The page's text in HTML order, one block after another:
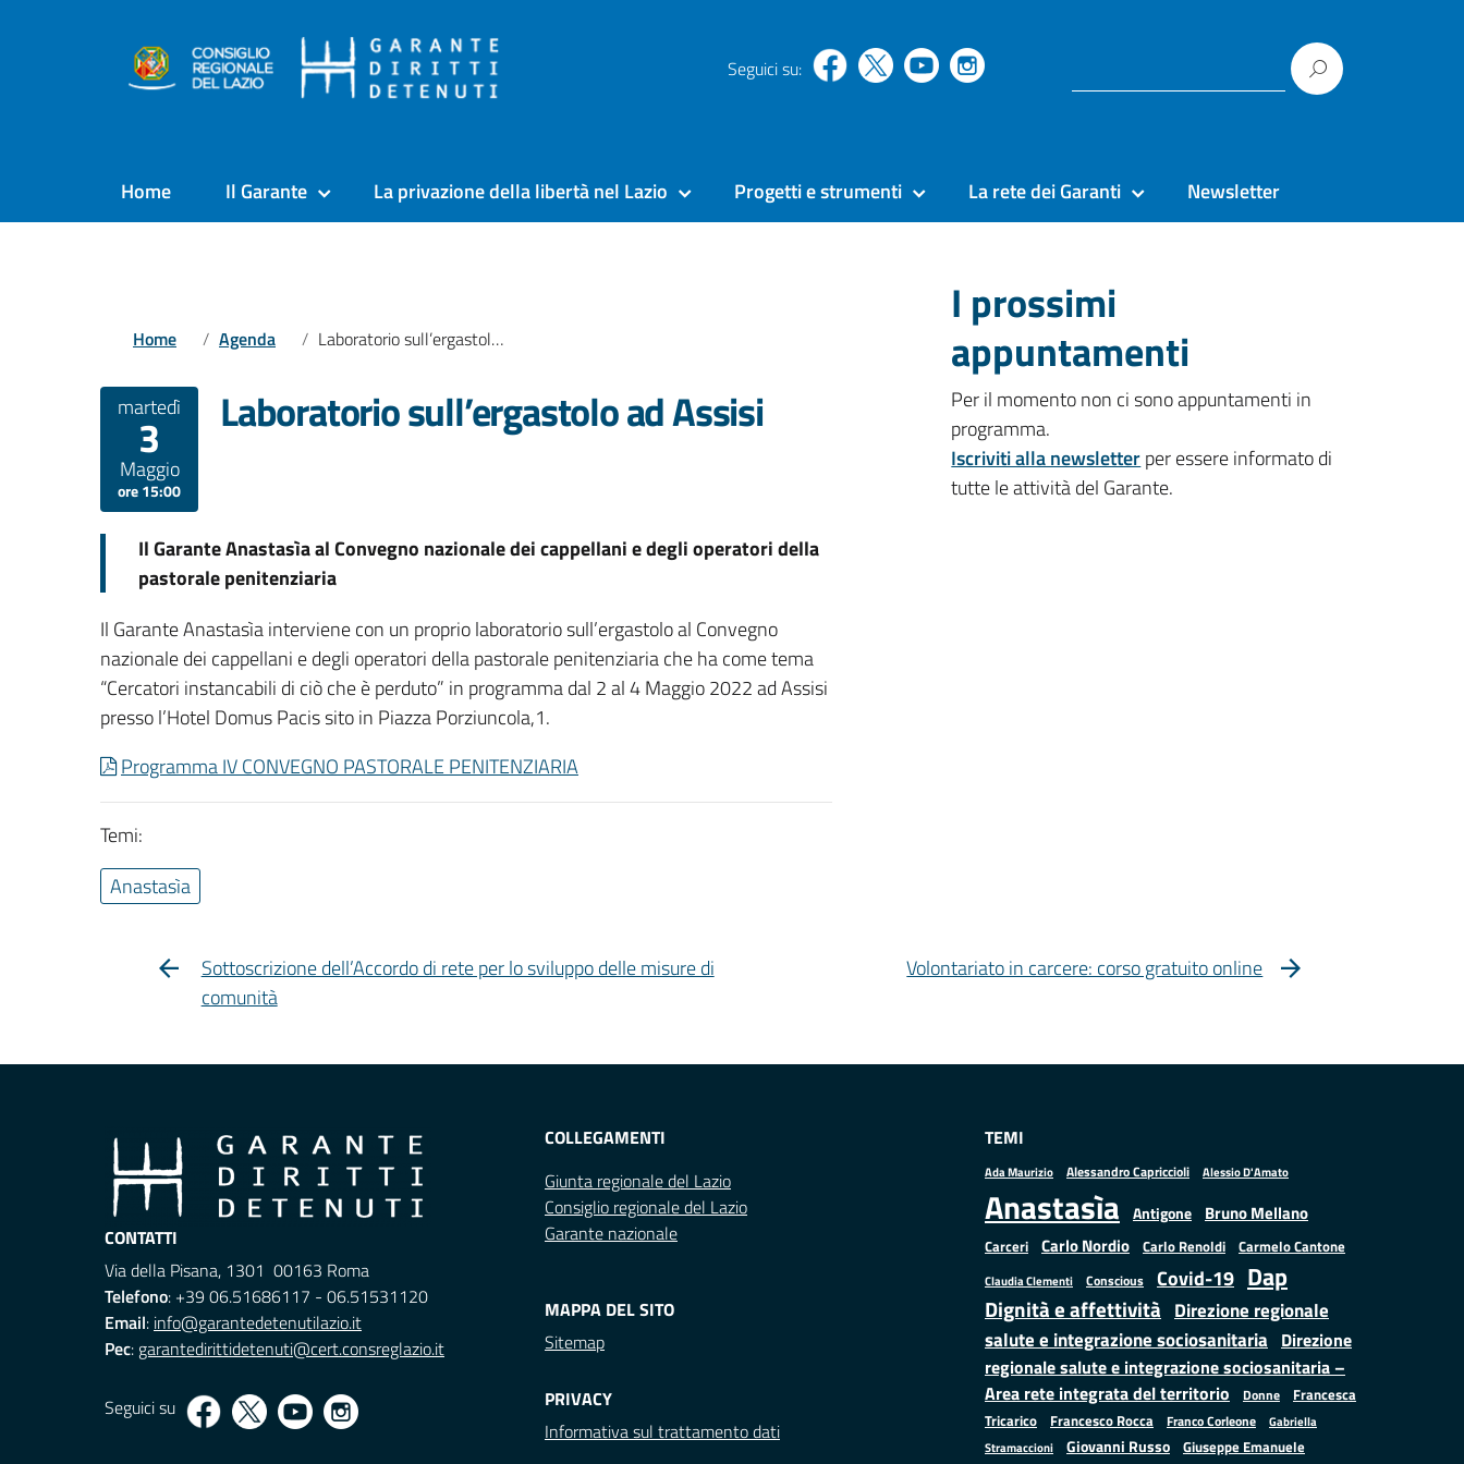
Seguici su:
Home Il Garante La privazione della libertà nel Lazio Progetti e strumenti La rete dei Garanti Newsletter
Home Agenda Laboratorio sull’ergastolo ad Assisi
martedì
3
Maggio
ore 15:00
Laboratorio sull’ergastolo ad Assisi
Il Garante Anastasìa al Convegno nazionale dei cappellani e degli operatori della
pastorale penitenziaria
Il Garante Anastasìa interviene con un proprio laboratorio sull’ergastolo al Convegno
nazionale dei cappellani e degli operatori della pastorale penitenziaria che ha come tema
“Cercatori instancabili di ciò che è perduto” in programma dal 2 al 4 Maggio 2022 ad Assisi
presso l’Hotel Domus Pacis sito in Piazza Porziuncola,1.
Programma IV CONVEGNO PASTORALE PENITENZIARIA
Temi:
Anastasìa
I prossimi
appuntamenti
Per il momento non ci sono appuntamenti in
programma.
Iscriviti alla newsletterper essere informato di
tutte le attività del Garante.
Sottoscrizione dell’Accordo di rete per lo sviluppo delle misure di
comunità
Volontariato in carcere: corso gratuito online
CONTATTI
Via della Pisana, 1301 00163 Roma
Telefono: +39 06.51686117 - 06.51531120
Email: info@garantedetenutilazio.it
Pec: garantedirittidetenuti@cert.consreglazio.it
Seguici su
COLLEGAMENTI
Giunta regionale del Lazio
Consiglio regionale del Lazio
Garante nazionale
MAPPA DEL SITO
Sitemap
PRIVACY
Informativa sul trattamento dati
TEMI
Ada Maurizio Alessandro Capriccioli Alessio D'Amato
Anastasìa Antigone Bruno Mellano
Carceri Carlo Nordio Carlo Renoldi Carmelo Cantone
Claudia Clementi Conscious Covid-19 Dap
Dignità e affettività Direzione regionale
salute e integrazione sociosanitaria Direzione
regionale salute e integrazione sociosanitaria –
Area rete integrata del territorio
Donne
Francesca
Tricarico
Francesco Rocca Franco Corleone
Gabriella
Stramaccioni
Giovanni Russo Giuseppe Emanuele